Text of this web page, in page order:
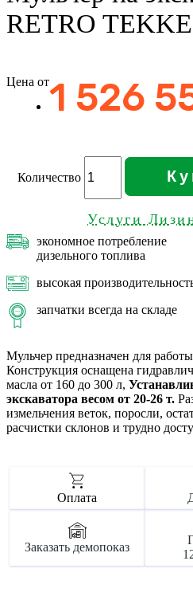
RETRO
Цена от1 526
Количество
Услуги
экономное потребление
дизельного топлива
высокая
запчатки всегда на складе
Мульчер предназначен для
Конструкция оснащена
масла от 160 до 300 л,
экскаватора весом от 20-26 т.
измельчения веток, поросли,
расчистки склонов и трудно
Оплата
Заказать демопоказ